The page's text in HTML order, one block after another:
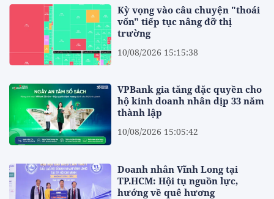
Kỳ vọng vào câu chuyện "thoái
vốn" tiếp tục nâng đỡ thị
trường
10/08/2026 15:15:38
VPBank gia tăng đặc quyền cho
hộ kinh doanh nhân dịp 33 năm
thành lập
10/08/2026 15:05:42
Doanh nhân Vĩnh Long tại
TP.HCM: Hội tụ nguồn lực,
hướng về quê hương